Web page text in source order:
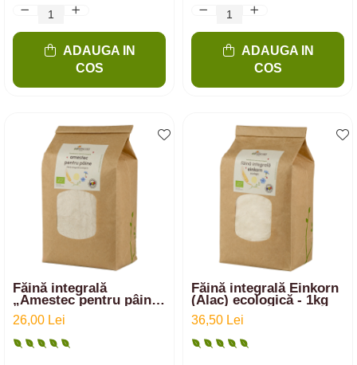
ADAUGA IN
COS
ADAUGA IN
COS
Făină integrală
„Amestec pentru pâine”
ecologică din 33%
Spelta, 33% Secară și
34% Grâu | 1 kg
26,00 Lei
Făină integrală Einkorn
(Alac) ecologică - 1kg
36,50 Lei